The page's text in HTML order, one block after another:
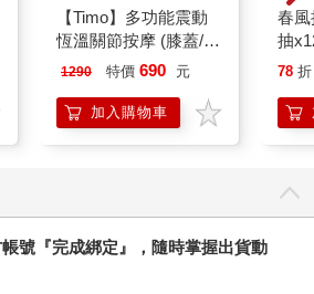
【Timo】多功能震動
恆溫關節按摩 (膝蓋/
肩/手肘通用) 無線充電
膝熱敷 【單入組】
1290 特價 690 元
加入購物車
春風
抽
78 折
號『完成綁定』，隨時掌握出貨動